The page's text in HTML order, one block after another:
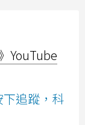
YouTube
下追蹤，科